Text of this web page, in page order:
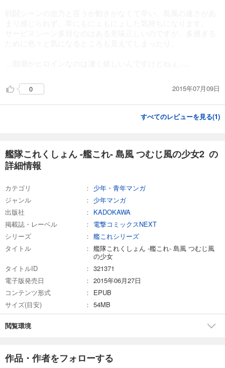
0 2015年07月09日
すべてのレビューを見る(1)
艦隊これくしょん -艦これ- 島風 つむじ風の少女2 の
詳細情報
カテゴリ
少年・青年マンガ
ジャンル
少年マンガ
出版社
KADOKAWA
掲載誌・レーベル
電撃コミックスNEXT
シリーズ
艦これシリーズ
タイトル
艦隊これくしょん -艦これ- 島風 つむじ風
の少女
タイトルID
321371
電子版発売日
2015年06月27日
コンテンツ形式
EPUB
サイズ(目安)
54MB
閲覧環境
作品・作者をフォローする